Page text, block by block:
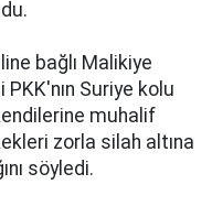
bağlı Malikiye
Suriye kolu
muhalif
zorla silah altına
söyledi.